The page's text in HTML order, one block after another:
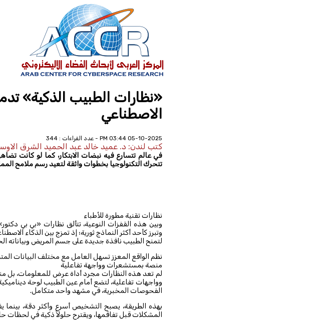
«نظارات الطبيب الذكية»
الاصطناعي
05-10-2025 03:44 PM - عدد القراءات : 344
كتب لندن: د. عميد خالد عبد الحميد الشرق
في عالم تتسارع فيه نبضات الابتكار، كما لو كانت
تتحرك التكنولوجيا بخطوات واثقة لتعيد رسم ملامح
نظارات تقنية مطورة للأطباء
لتمنح الطبيب نافذة جديدة على جسم المريض وبياناته
نظم الواقع المعزز تسهل العامل مع مختلف البيانات
منصة بمستشعرات وواجهة تفاعلية
لم تعد هذه النظارات مجرد أداة عرض للمعلومات، بل
وواجهات تفاعلية، لتضع أمام عين الطبيب لوحة
الفحوصات المخبرية، في مشهد واحد متكامل.
بهذه الطريقة، يصبح التشخيص أسرع وأكثر دقة،
المشكلات قبل تفاقمها، ويقترح حلولاً ذكية في لحظات